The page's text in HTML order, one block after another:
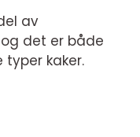
av
det er både
kaker.